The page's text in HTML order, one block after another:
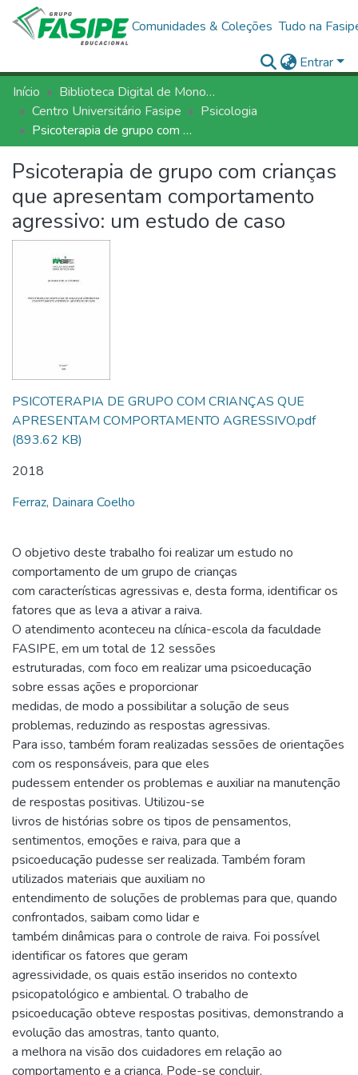
Comunidades & Coleções Tudo na
Entrar
Início
Biblioteca Digital de Monografias - BDM/FASIPE
Centro Universitário Fasipe
Psicologia
Psicoterapia de grupo com crianças que apresentam comportamento agressivo: um estudo de caso
Psicoterapia de grupo com crianças
que apresentam comportamento
agressivo: um estudo de caso
PSICOTERAPIA DE GRUPO COM CRIANÇAS QUE
APRESENTAM COMPORTAMENTO AGRESSIVO.pdf
(893.62 KB)
2018
Ferraz, Dainara Coelho
O objetivo deste trabalho foi realizar um estudo no
comportamento de um grupo de crianças
com características agressivas e, desta forma, identificar os
fatores que as leva a ativar a raiva.
O atendimento aconteceu na clínica-escola da faculdade
FASIPE, em um total de 12 sessões
estruturadas, com foco em realizar uma psicoeducação
sobre essas ações e proporcionar
medidas, de modo a possibilitar a solução de seus
problemas, reduzindo as respostas agressivas.
Para isso, também foram realizadas sessões de orientações
com os responsáveis, para que eles
pudessem entender os problemas e auxiliar na manutenção
de respostas positivas. Utilizou-se
livros de histórias sobre os tipos de pensamentos,
sentimentos, emoções e raiva, para que a
psicoeducação pudesse ser realizada. Também foram
utilizados materiais que auxiliam no
entendimento de soluções de problemas para que, quando
confrontados, saibam como lidar e
também dinâmicas para o controle de raiva. Foi possível
identificar os fatores que geram
agressividade, os quais estão inseridos no contexto
psicopatológico e ambiental. O trabalho de
psicoeducação obteve respostas positivas, demonstrando a
evolução das amostras, tanto quanto,
a melhora na visão dos cuidadores em relação ao
comportamento e a criança. Pode-se concluir,